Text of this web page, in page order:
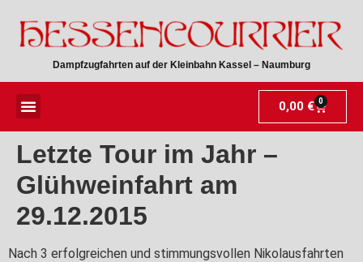
Dampfzugfahrten auf der Kleinbahn Kassel – Naumburg
0,00 € 0
Letzte Tour im Jahr –
Glühweinfahrt am
29.12.2015
Nach 3 erfolgreichen und stimmungsvollen Nikolausfahrten